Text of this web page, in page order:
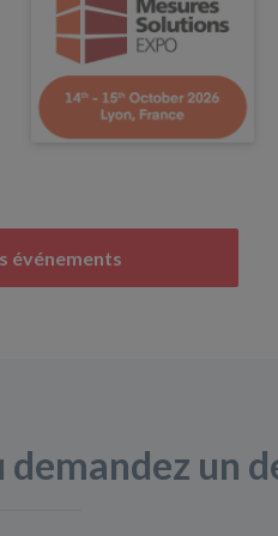
événements
un